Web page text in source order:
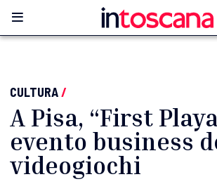
CULTURA/
A Pisa, “First
evento business
videogiochi